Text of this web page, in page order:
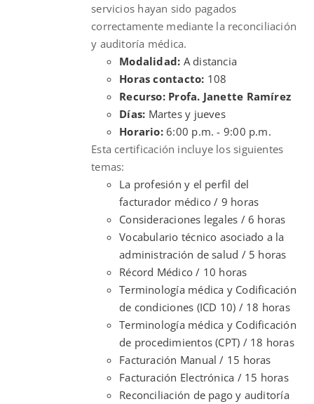
servicios hayan sido pagados
correctamente mediante la reconciliación
y auditoría médica.
Modalidad: A distancia
Horas contacto: 108
Recurso: Profa. Janette Ramírez
Días: Martes y jueves
Horario:6:00 p.m. - 9:00 p.m.
Esta certificación incluye los siguientes
temas:
La profesión y el perfil del
facturador médico / 9 horas
Consideraciones legales / 6 horas
Vocabulario técnico asociado a la
administración de salud / 5 horas
Récord Médico / 10 horas
Terminología médica y Codificación
de condiciones (ICD 10) / 18 horas
Terminología médica y Codificación
de procedimientos (CPT) / 18 horas
Facturación Manual / 15 horas
Facturación Electrónica / 15 horas
Reconciliación de pago y auditoría